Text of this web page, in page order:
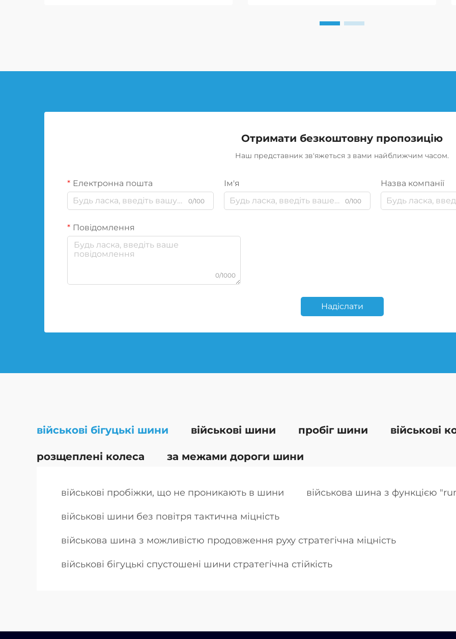
Отримати безкоштовну пропозицію
Наш представник зв'яжеться з вами найближчим часом.
Електронна пошта
0/100
Ім'я
0/100
Назва компанії
Повідомлення
0/1000
Надіслати
військові бігуцькі шини військові шини пробіг шини військові
розщеплені колеса за межами дороги шини
військові пробіжки, що не проникають в шини військова шина з функцією
військові шини без повітря тактична міцність
військова шина з можливістю продовження руху стратегічна міцність
військові бігуцькі спустошені шини стратегічна стійкість